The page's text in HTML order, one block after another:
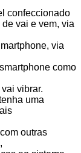
confeccionado
vai e vem, via
via
como
vibrar.
uma
outras